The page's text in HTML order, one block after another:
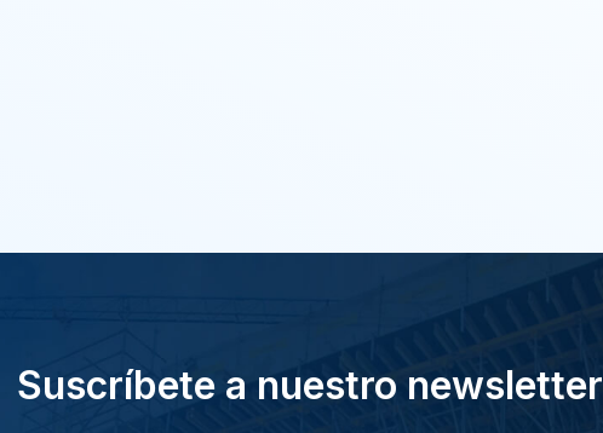
Suscríbete a nuestro newsletter